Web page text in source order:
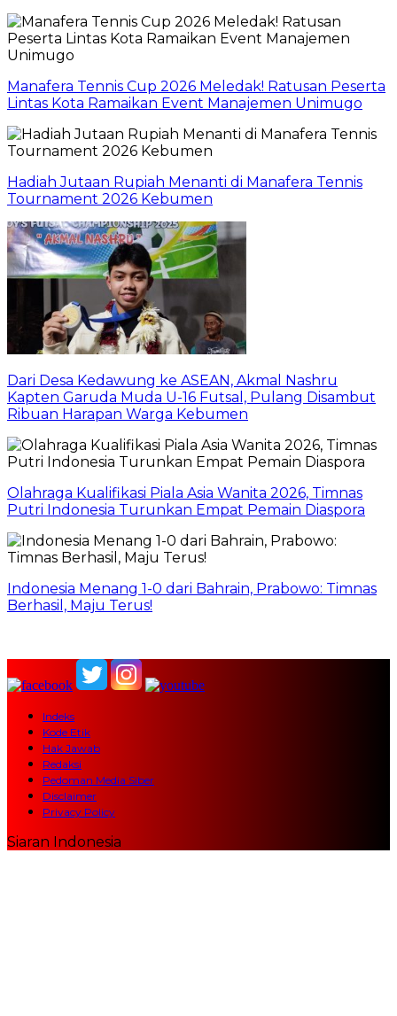
Manafera Tennis Cup 2026 Meledak! Ratusan Peserta
Lintas Kota Ramaikan Event Manajemen Unimugo
Hadiah Jutaan Rupiah Menanti di Manafera Tennis
Tournament 2026 Kebumen
Dari Desa Kedawung ke ASEAN, Akmal Nashru
Kapten Garuda Muda U-16 Futsal, Pulang Disambut
Ribuan Harapan Warga Kebumen
Olahraga Kualifikasi Piala Asia Wanita 2026, Timnas
Putri Indonesia Turunkan Empat Pemain Diaspora
Indonesia Menang 1-0 dari Bahrain, Prabowo: Timnas
Berhasil, Maju Terus!
Indeks
Kode Etik
Hak Jawab
Redaksi
Pedoman Media Siber
Disclaimer
Privacy Policy
Siaran Indonesia